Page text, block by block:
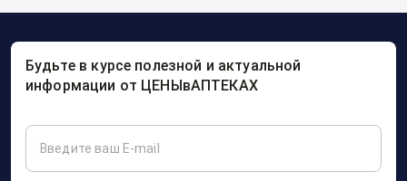
Будьте в курсе полезной и актуальной
информации от ЦЕНЫвАПТЕКАХ